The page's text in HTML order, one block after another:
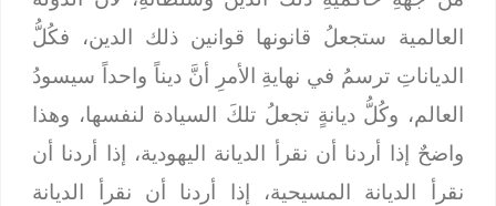
العالمية ستجعلُ قانونها قوانين ذلك الدين، فكُلُّ
الدياناتِ ترسمُ في نهايةِ الأمرِ أنَّ ديناً واحداً سيسودُ
العالم، وكُلُّ ديانةٍ تجعلُ تلكَ السيادة لنفسها، وهذا
واضحٌ إذا أردنا أن نقرأ الديانة اليهودية، إذا أردنا أن
نقرأ الديانة المسيحية، إذا أردنا أن نقرأ الديانة